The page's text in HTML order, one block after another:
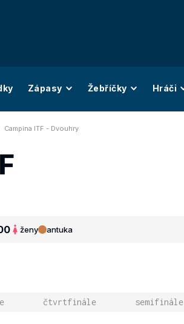
Zápasy Žebříčky Hráči
Campina ITF - Dvouhry
ženy antuka
čtvrtfinále semifinále